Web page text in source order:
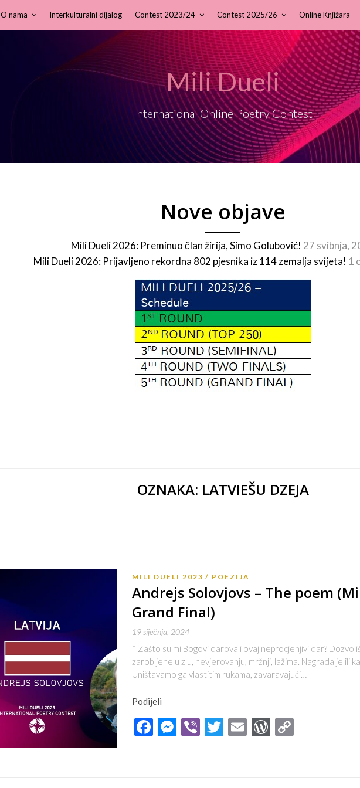
O nama Interkulturalni dijalog Contest 2023/24 Contest 2025/26 Online Knjižara
Mili Dueli
International Online Poetry Contest
Nove objave
Mili Dueli 2026: Preminuo član žirija, Simo Golubović! 27 svibnja,
Mili Dueli 2026: Prijavljeno rekordna 802 pjesnika iz 114 zemalja svijeta! 1
OZNAKA: LATVIEŠU DZEJA
MILI DUELI 2023 POEZIJA
Andrejs Solovjovs – The poem
Grand Final)
19 siječnja, 2024
* Zašto su mi Bogovi darovali ovaj neprocjenjivi dar?
zarobljene u zlu, nevjerovanju, mržnji, lažima. Nagrada je ili
Uništavamo ga vlastitim rukama, zavaravajući…
Podijeli
Facebook
Messenger
ViberTwitter
EmailWordPress